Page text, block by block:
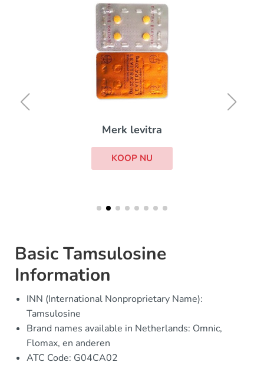
Merk levitra
KOOP NU
Basic Tamsulosine
Information
INN (International Nonproprietary Name):
Tamsulosine
Brand names available in Netherlands: Omnic,
Flomax, en anderen
ATC Code: G04CA02